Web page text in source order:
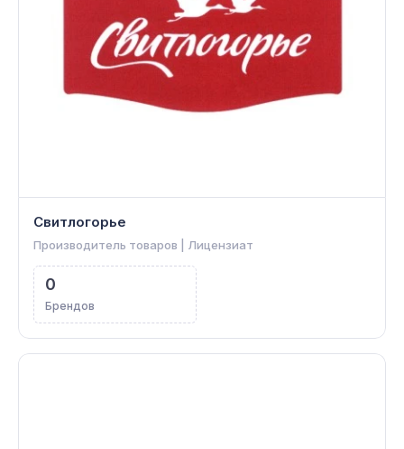
Свитлогорье
Производитель товаров | Лицензиат
0
Брендов